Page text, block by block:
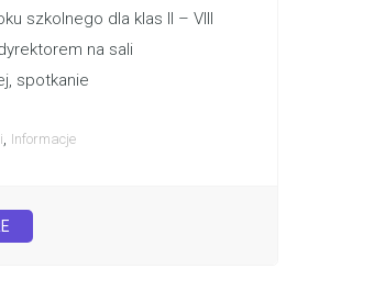
szkolnego dla klas II – VIII
na sali
spotkanie
, Informacje